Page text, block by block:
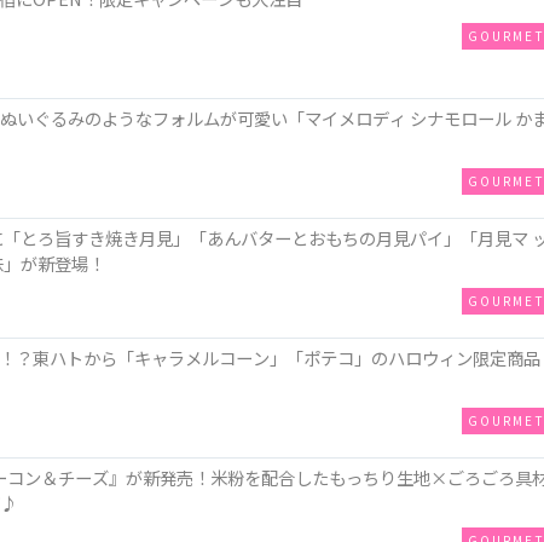
GOURMET
いぐるみのようなフォルムが可愛い「マイメロディ シナモロール か
GOURMET
とろ旨すき焼き月見」「あんバターとおもちの月見パイ」「月見マ
が新登場！
GOURMET
？東ハトから「キャラメルコーン」「ポテコ」のハロウィン限定商品
GOURMET
ン＆チーズ』が新発売！米粉を配合したもっちり生地×ごろごろ具